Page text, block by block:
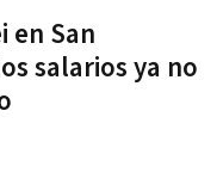
en San
salarios ya no